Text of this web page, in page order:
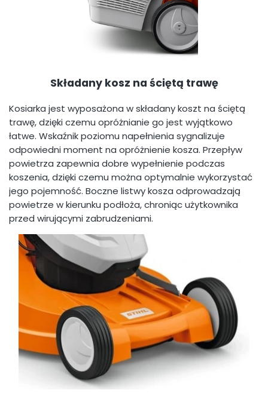
Składany kosz na ściętą trawę
Kosiarka jest wyposażona w składany koszt na ściętą
trawę, dzięki czemu opróżnianie go jest wyjątkowo
łatwe. Wskaźnik poziomu napełnienia sygnalizuje
odpowiedni moment na opróżnienie kosza. Przepływ
powietrza zapewnia dobre wypełnienie podczas
koszenia, dzięki czemu można optymalnie wykorzystać
jego pojemność. Boczne listwy kosza odprowadzają
powietrze w kierunku podłoża, chroniąc użytkownika
przed wirującymi zabrudzeniami.